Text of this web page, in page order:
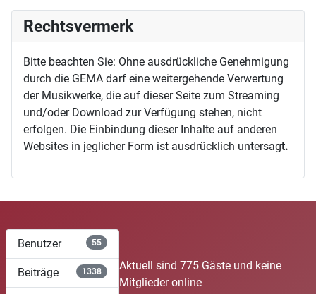
Rechtsvermerk
Bitte beachten Sie: Ohne ausdrückliche Genehmigung
durch die GEMA darf eine weitergehende Verwertung
der Musikwerke, die auf dieser Seite zum Streaming
und/oder Download zur Verfügung stehen, nicht
erfolgen. Die Einbindung dieser Inhalte auf anderen
Websites in jeglicher Form ist ausdrücklich untersagt.
Benutzer 55
Beiträge 1338
Aktuell sind 775 Gäste und keine
Mitglieder online